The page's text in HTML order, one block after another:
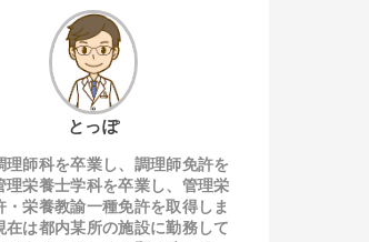
とっぽ
理師科を卒業し、調理師免許を
理栄養士学科を卒業し、管理栄
・栄養教諭一種免許を取得しま
在は都内某所の施設に勤務して